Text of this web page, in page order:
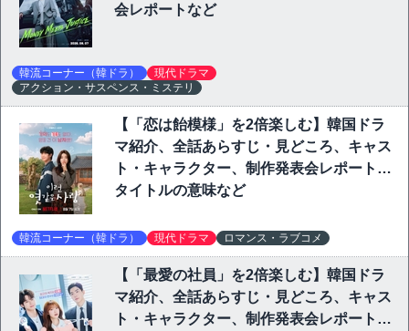
会レポートなど
韓流コーナー（韓ドラ）
現代ドラマ
アクション・サスペンス・ミステリ
【「恋は飴模様」を2倍楽しむ】韓国ドラ
マ紹介、全話あらすじ・見どころ、キャス
ト・キャラクター、制作発表会レポート、
タイトルの意味など
韓流コーナー（韓ドラ） 現代ドラマ ロマンス・ラブコメ
【「最愛の社員」を2倍楽しむ】韓国ドラ
マ紹介、全話あらすじ・見どころ、キャス
ト・キャラクター、制作発表会レポートな